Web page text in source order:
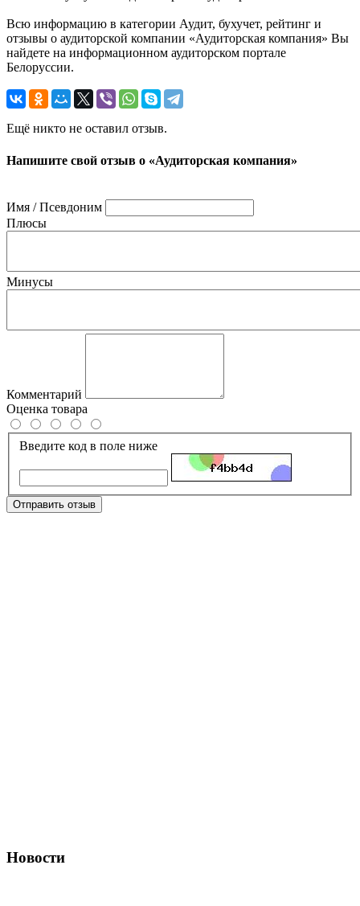
Всю информацию в категории Аудит, бухучет, рейтинг и
отзывы о аудиторской компании «Аудиторская компания» Вы
найдете на информационном аудиторском портале
Белоруссии.
Ещё никто не оставил отзыв.
Напишите свой отзыв о «Аудиторская компания»
Имя / Псевдоним
Плюсы
Минусы
Комментарий
Оценка товара
Введите код в поле ниже
Отправить отзыв
Новости